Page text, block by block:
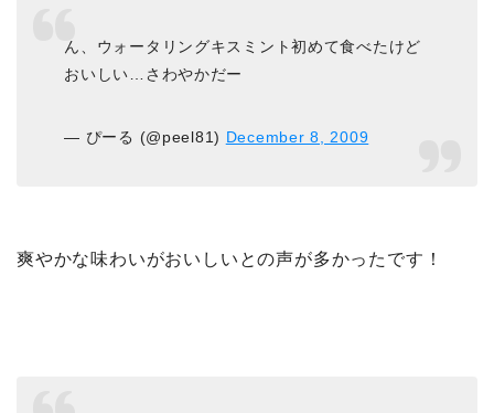
ん、ウォータリングキスミント初めて食べたけど
おいしい…さわやかだー
— ぴーる (@peel81) December 8, 2009
爽やかな味わいがおいしいとの声が多かったです！